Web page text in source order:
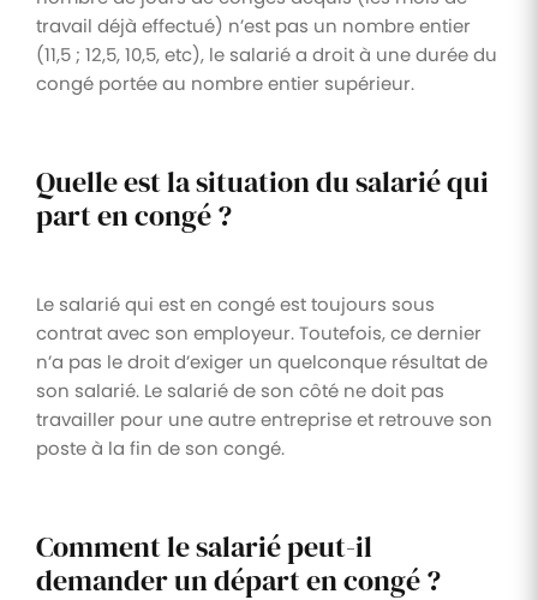
travail déjà effectué) n’est pas un nombre entier
(11,5 ; 12,5, 10,5, etc), le salarié a droit à une durée du
congé portée au nombre entier supérieur.
Quelle est la situation du salarié qui
part en congé ?
Le salarié qui est en congé est toujours sous
contrat avec son employeur. Toutefois, ce dernier
n’a pas le droit d’exiger un quelconque résultat de
son salarié. Le salarié de son côté ne doit pas
travailler pour une autre entreprise et retrouve son
poste à la fin de son congé.
Comment le salarié peut-il
demander un départ en congé ?